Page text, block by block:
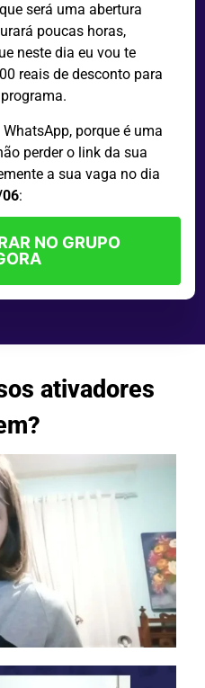
será uma abertura
poucas horas,
neste dia eu vou te
reais de desconto para
porque é uma
perder o link da sua
a sua vaga no dia
:
NO GRUPO
ativadores